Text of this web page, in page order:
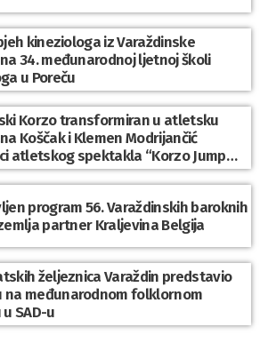
kineziologa iz Varaždinske
34. međunarodnoj ljetnoj školi
u Poreču
Korzo transformiran u atletsku
Koščak i Klemen Modrijančić
atletskog spektakla “Korzo Jump
program 56. Varaždinskih baroknih
partner Kraljevina Belgija
željeznica Varaždin predstavio
na međunarodnom folklornom
SAD-u